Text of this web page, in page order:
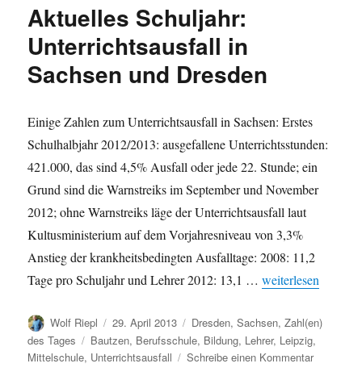
Aktuelles Schuljahr:
Unterrichtsausfall in
Sachsen und Dresden
Einige Zahlen zum Unterrichtsausfall in Sachsen: Erstes
Schulhalbjahr 2012/2013: ausgefallene Unterrichtsstunden:
421.000, das sind 4,5% Ausfall oder jede 22. Stunde; ein
Grund sind die Warnstreiks im September und November
2012; ohne Warnstreiks läge der Unterrichtsausfall laut
Kultusministerium auf dem Vorjahresniveau von 3,3%
Anstieg der krankheitsbedingten Ausfalltage: 2008: 11,2
Tage pro Schuljahr und Lehrer 2012: 13,1 …„Aktuelles
weiterlesen
Autor
Wolf Riepl
Veröffentlicht
am
29. April 2013 Kategorien
Dresden,Sachsen,Zahl(en)
des Tages
Schlagwörter
Bautzen, Berufsschule, Bildung, Lehrer, Leipzig,
Mittelschule, Unterrichtsausfall Schreibe einen Kommentarzu